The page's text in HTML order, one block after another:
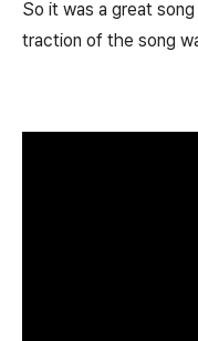
So it was a great
traction of the song